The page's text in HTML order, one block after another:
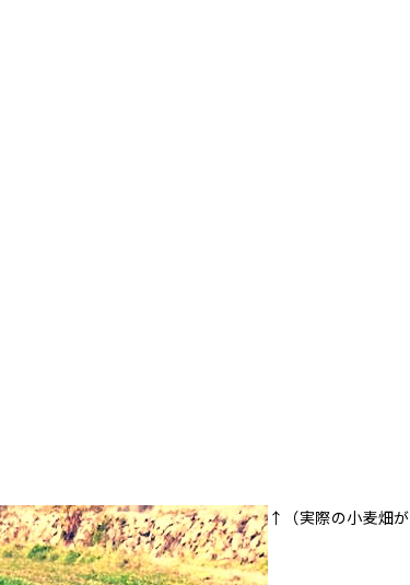
↑（実際の小麦畑が